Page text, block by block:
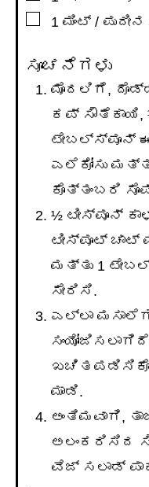
▢1 ಮಿಂಟ್ /
ಸೂಚನೆಗಳು
ಮೊದಲಿಗೆ,
ಕಪ್ ಸೌತೆಕಾಯಿ,
ಟೇಬಲ್ಸ್ಪೂನ್
ಎಲೆಕೋಸು
ಕೊತ್ತಂಬರಿ
½ ಟೀಸ್ಪೂನ್
ಟೀಸ್ಪೂಟ್ ಚಾಟ್
ಮತ್ತು 1
ಸೇರಿಸಿ.
ಎಲ್ಲಾ
ಸಂಯೋಜಿಸಲಾಗಿದೆ
ಮಾಡಿ.
ಅಂತಿಮವಾಗಿ,
ಅಲಂಕರಿಸಿದ
ವೆಜ್ ಸಲಾಡ್